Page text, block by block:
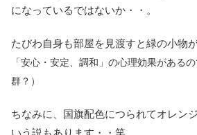
になっているではないか・・。
たびわ自身も部屋を見渡すと緑の小物が
「安心・安定、調和」の心理効果がある
群？）
ちなみに、国旗配色につられてオレン
いう説もあります・・笑